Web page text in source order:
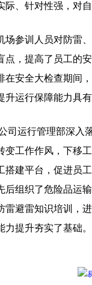
、针对性强，对
参训人员对防雷、
点，提高了员工的
在安全大检查期间
升运行保障能力具
运行管理部深入
变工作作风，下移
搭建平台，促进员
后组织了危险品运
雷避雷知识培训，
提升夯实了基础。